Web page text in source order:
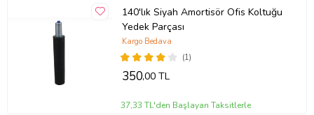
140'lık Siyah Amortisör Ofis Koltuğu
Yedek Parçası
(1)
Kargo Bedava
350,00 TL
37,33 TL'den Başlayan Taksitlerle